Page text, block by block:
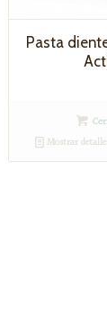
Pasta
Mostrar